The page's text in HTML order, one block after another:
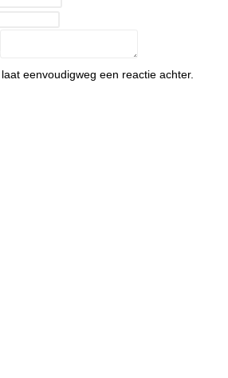
eenvoudigweg een reactie achter.